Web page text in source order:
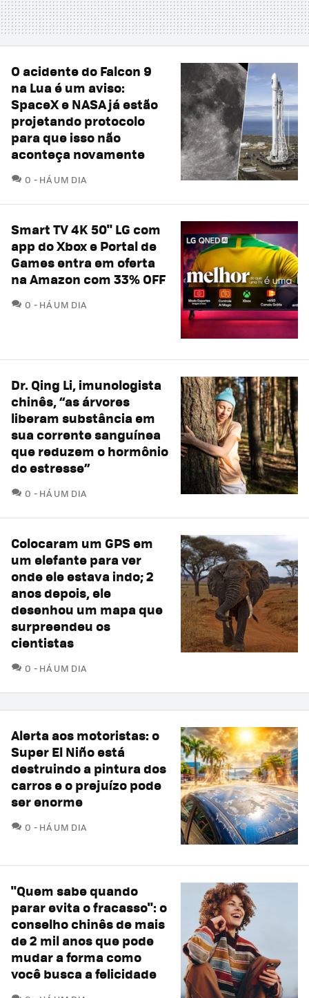
O acidente do Falcon 9
na Lua é um aviso:
SpaceX e NASA já estão
projetando protocolo
para que isso não
aconteça novamente
0 COMENTÁRIOS
HÁ UM DIA
Smart TV 4K 50" LG com
app do Xbox e Portal de
Games entra em oferta
na Amazon com 33% OFF
0 COMENTÁRIOS
HÁ UM DIA
Dr. Qing Li, imunologista
chinês, “as árvores
liberam substância em
sua corrente sanguínea
que reduzem o hormônio
do estresse”
0 COMENTÁRIOS
HÁ UM DIA
Colocaram um GPS em
um elefante para ver
onde ele estava indo; 2
anos depois, ele
desenhou um mapa que
surpreendeu os
cientistas
0 COMENTÁRIOS
HÁ UM DIA
Alerta aos motoristas: o
Super El Niño está
destruindo a pintura dos
carros e o prejuízo pode
ser enorme
0 COMENTÁRIOS
HÁ UM DIA
"Quem sabe quando
parar evita o fracasso": o
conselho chinês de mais
de 2 mil anos que pode
mudar a forma como
você busca a felicidade